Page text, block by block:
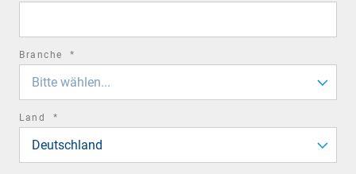
Branche *
Bitte wählen...
Land *
Deutschland